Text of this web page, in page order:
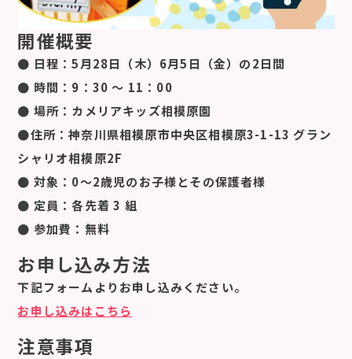
開催概要
● 日程：5月28日（木）6月5日（金）の2日間
● 時間：9：30 ～ 11：00
● 場所：カメリアキッズ相模原園
●住所：神奈川県相模原市中央区相模原3-1-13 グラン
シャリオ相模原2F
● 対象：0～2歳児のお子様とその保護者様
● 定員：各先着 3 組
● 参加費：無料
お申し込み方法
下記フォームよりお申し込みください。
お申し込みはこちら
注意事項